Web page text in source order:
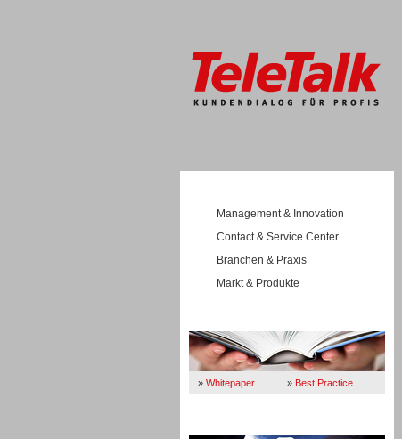
Management & Innovation
Contact & Service Center
Branchen & Praxis
Markt & Produkte
» Whitepaper » Best Practice